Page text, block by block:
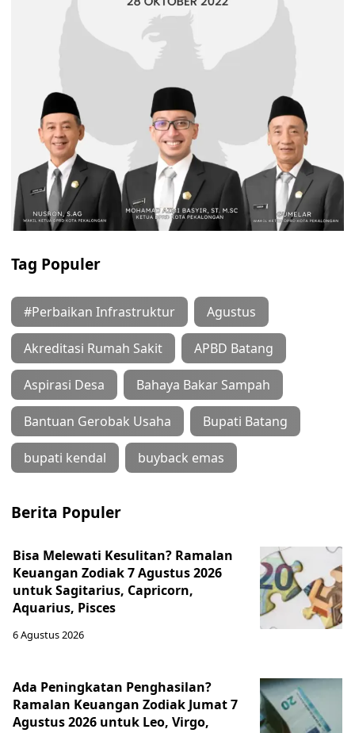
Tag Populer
#Perbaikan Infrastruktur Agustus
Akreditasi Rumah Sakit APBD Batang
Aspirasi Desa Bahaya Bakar Sampah
Bantuan Gerobak Usaha Bupati Batang
bupati kendal buyback emas
Berita Populer
Bisa Melewati Kesulitan? Ramalan
Keuangan Zodiak 7 Agustus 2026
untuk Sagitarius, Capricorn,
Aquarius, Pisces
6 Agustus 2026
Ada Peningkatan Penghasilan?
Ramalan Keuangan Zodiak Jumat 7
Agustus 2026 untuk Leo, Virgo,